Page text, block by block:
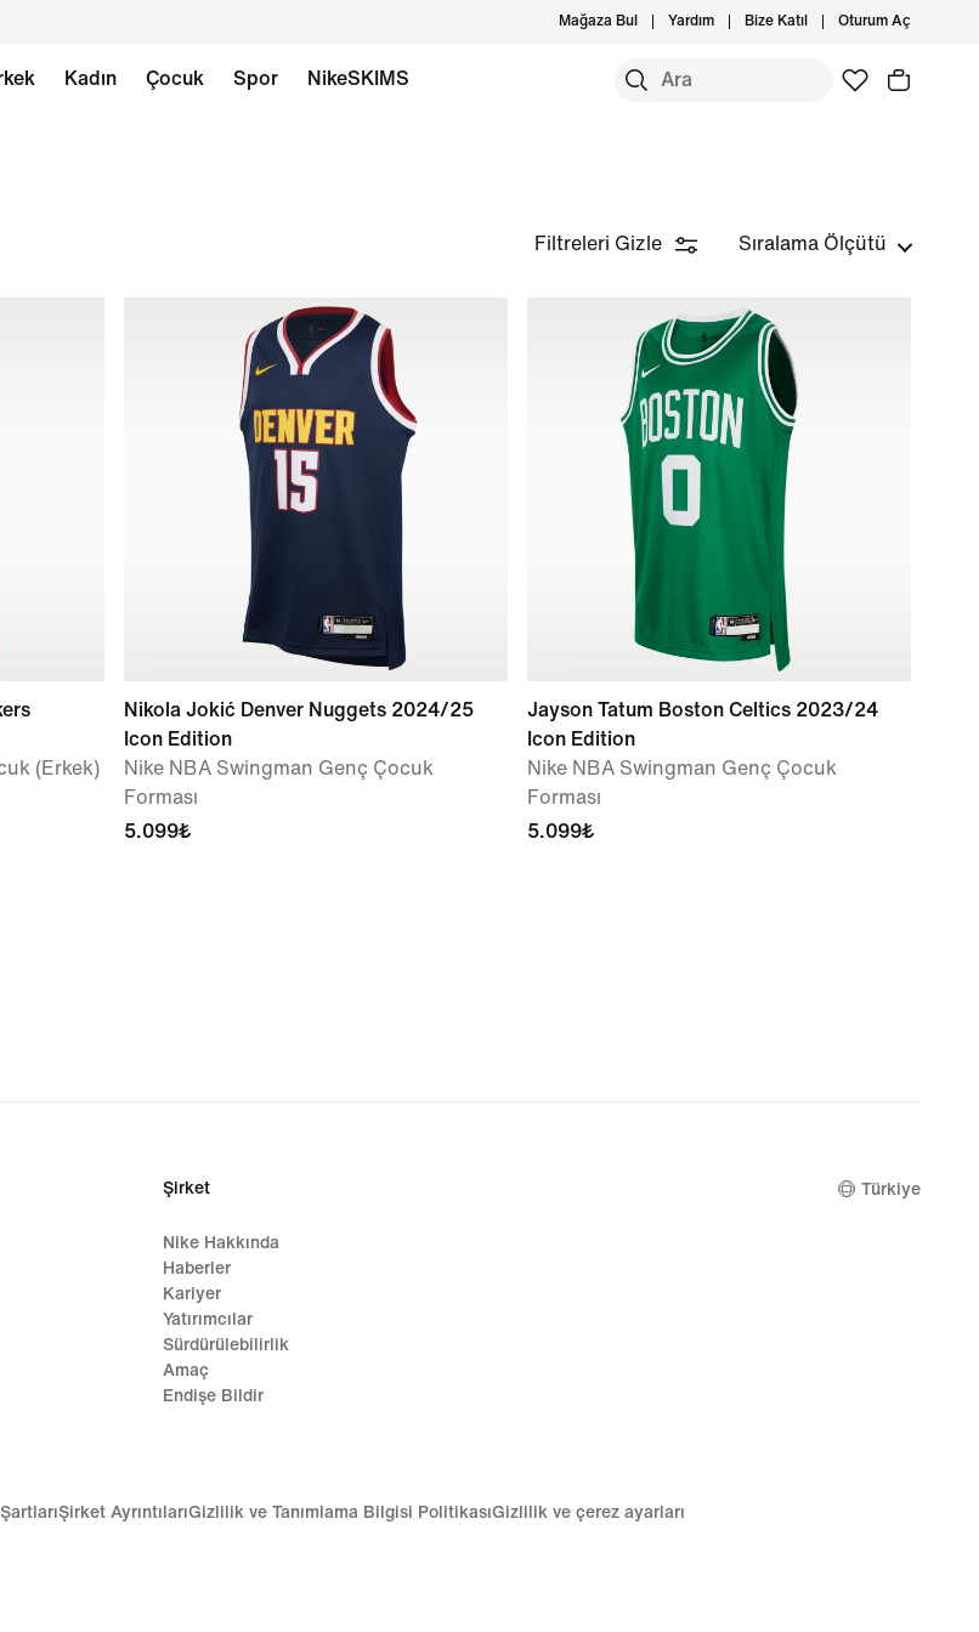
Mağaza Bul Yardım Bize Katıl Oturum Aç
Kadın Çocuk Spor NikeSKIMS
Filtreleri Gizle Sıralama Ölçütü
(Erkek)
Nikola Jokić Denver Nuggets 2024/25
Icon Edition
Nike NBA Swingman Genç Çocuk
Forması
5.099₺
Jayson Tatum Boston Celtics 2023/24
Icon Edition
Nike NBA Swingman Genç Çocuk
Forması
5.099₺
Şirket
Nike Hakkında
Haberler
Kariyer
Yatırımcılar
Sürdürülebilirlik
Amaç
Endişe Bildir
Türkiye
Şirket AyrıntılarıGizlilik ve Tanımlama Bilgisi PolitikasıGizlilik ve çerez ayarları